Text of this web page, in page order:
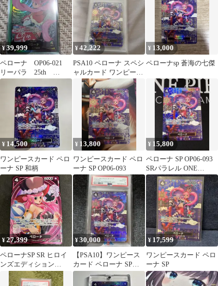
¥39,999
ペローナ OP06-021
リーパラ 25th
Anniversary 金文字
¥42,222
PSA10 ペローナ スペシ
ャルカード ワンピース
カードゲーム
¥ 13,000
ペローナsp 蒼海の七傑
¥ 14,500
ワンピースカード ペロ
ーナ SP 和柄
¥ 13,800
ワンピースカード ペロ
ーナ SP OP06-093
¥ 15,800
ペローナ SP OP06-093
SRパラレル ONE
PIECEカードゲーム
¥27,399
ペローナSP SR ヒロイ
ンズエディション
EB03-045
¥30,000
【PSA10】ワンピース
カード ペローナ SP
OP06-093 SR
¥ 17,599
ワンピースカード ペロ
ーナ SP